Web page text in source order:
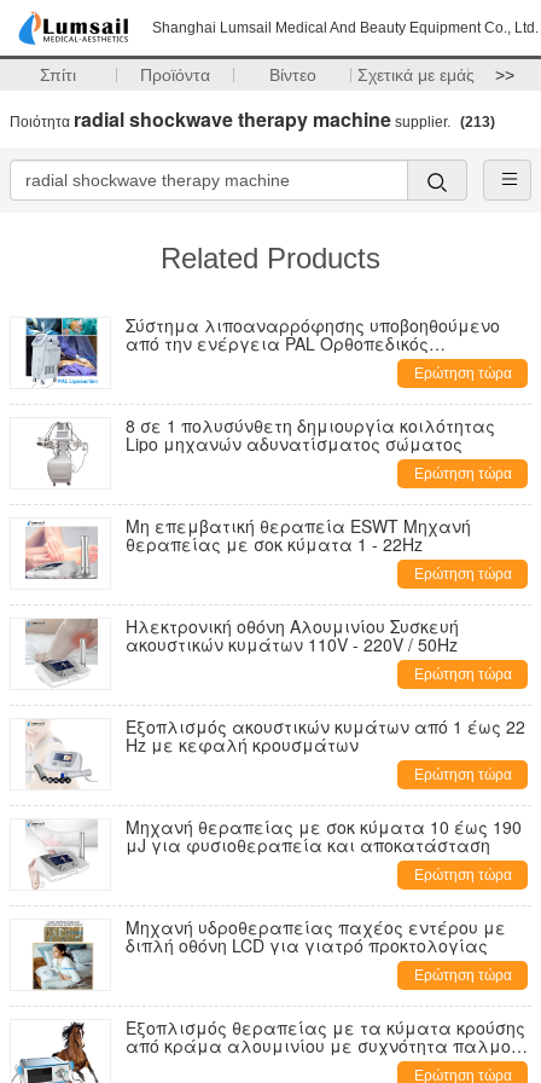
Shanghai Lumsail Medical And Beauty Equipment Co., Ltd.
Σπίτι Προϊόντα Βίντεο Σχετικά με εμάς >>
Ποιότητα radial shockwave therapy machine supplier. (213)
Related Products
Σύστημα λιποαναρρόφησης υποβοηθούμενο
από την ενέργεια PAL Ορθοπεδικός
Ερώτηση τώρα
8 σε 1 πολυσύνθετη δημιουργία κοιλότητας
Lipo μηχανών αδυνατίσματος σώματος
Ερώτηση τώρα
Μη επεμβατική θεραπεία ESWT Μηχανή
θεραπείας με σοκ κύματα 1 - 22Hz
Ερώτηση τώρα
Ηλεκτρονική οθόνη Αλουμινίου Συσκευή
ακουστικών κυμάτων 110V - 220V / 50Hz
Ερώτηση τώρα
Εξοπλισμός ακουστικών κυμάτων από 1 έως 22
Hz με κεφαλή κρουσμάτων
Ερώτηση τώρα
Μηχανή θεραπείας με σοκ κύματα 10 έως 190
μJ για φυσιοθεραπεία και αποκατάσταση
Ερώτηση τώρα
Μηχανή υδροθεραπείας παχέος εντέρου με
διπλή οθόνη LCD για γιατρό προκτολογίας
Ερώτηση τώρα
Εξοπλισμός θεραπείας με τα κύματα κρούσης
από κράμα αλουμινίου με συχνότητα παλμού
Ερώτηση τώρα